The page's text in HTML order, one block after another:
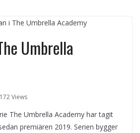
Umbrella
172 Views
The Umbrella Academy har tagit
premiären 2019. Serien bygger